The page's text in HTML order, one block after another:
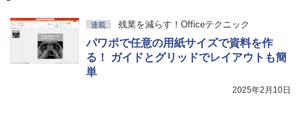
連載 残業を減らす！Officeテクニック
パワポで任意の用紙サイズで資料を作
る！ ガイドとグリッドでレイアウトも簡
単
2025年2月10日